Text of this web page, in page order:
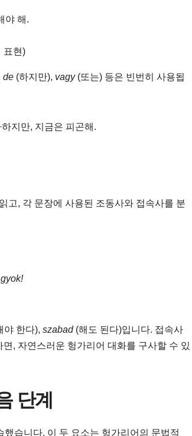
야 해.
표현)
de (하지만), vagy(또는) 등은 빈번히 사용됩
지만, 지금은 피곤해.
고, 각 문장에 사용된 조동사와 접속사를 분
야 한다), szabad(해도 된다)입니다. 접속사
, 자연스러운 헝가리어 대화를 구사할 수 있
단계
했습니다. 이 두 요소는 헝가리어의 문법적